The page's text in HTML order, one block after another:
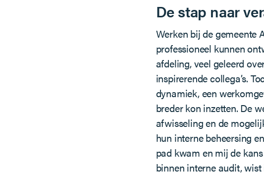
De stap naar
Werken bij de gemeente
professioneel kunnen
afdeling, veel geleerd
inspirerende collega’s.
dynamiek, een
breder kon inzetten. De
afwisseling en de
hun interne beheersing
pad kwam en mij de
binnen interne audit,